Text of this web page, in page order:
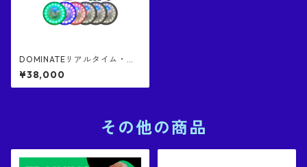
DOMINATEリアルタイム・ス
ピードシステム（正規品） ワ
イヤレス・リアクショントレ
ーニング器材１セット (機器６
¥38,000
その他の商品